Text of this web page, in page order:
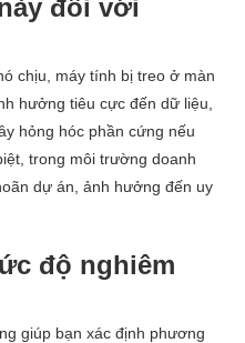
đối với
chịu, máy tính bị treo ở màn
hưởng tiêu cực đến dữ liệu,
hỏng hóc phần cứng nếu
trong môi trường doanh
dự án, ảnh hưởng đến uy
độ nghiêm
giúp bạn xác định phương